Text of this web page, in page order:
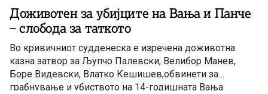
Доживотен за убијците на Вања и Панче
– слобода за таткото
Во кривичниот судденеска е изречена доживотна
казна затвор за Љупчо Палевски, Велибор Манев,
Боре Видевски, Влатко Кешишев,обвинети за
грабнување и убиството на 14-годишната Вања